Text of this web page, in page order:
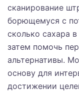
сканирование
борющемуся с
сколько сахара
затем помочь
альтернативы.
основу для
достижении